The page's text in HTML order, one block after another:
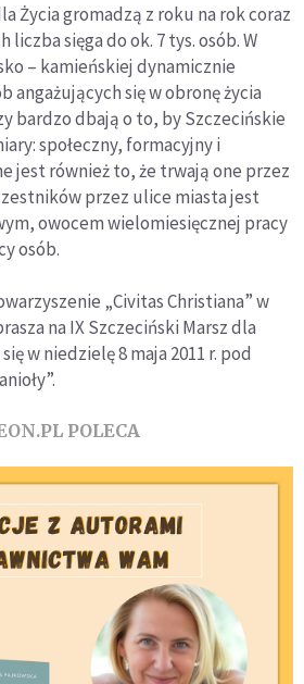
Życia gromadzą z roku na rok coraz
sięga do ok. 7 tys. osób. W
– kamieńskiej dynamicznie
angażujących się w obronę życia
bardzo dbają o to, by Szczecińskie
społeczny, formacyjny i
jest również to, że trwają one przez
przez ulice miasta jest
owocem wielomiesięcznej pracy
osób.
„Civitas Christiana” w
na IX Szczeciński Marsz dla
w niedzielę 8 maja 2011 r. pod
POLECA